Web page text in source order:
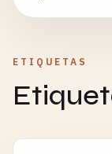
ETIQUETAS